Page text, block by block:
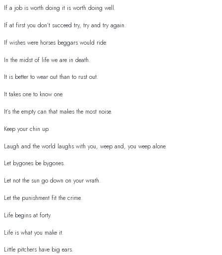
If a job is worth doing it is worth doing well.
If at first you don’t succeed try, try and try again.
If wishes were horses beggars would ride.
In the midst of life we are in death.
It is better to wear out than to rust out.
It takes one to know one.
It’s the empty can that makes the most noise.
Keep your chin up.
Laugh and the world laughs with you, weep and, you weep alone.
Let bygones be bygones.
Let not the sun go down on your wrath.
Let the punishment fit the crime.
Life begins at forty.
Life is what you make it.
Little pitchers have big ears.